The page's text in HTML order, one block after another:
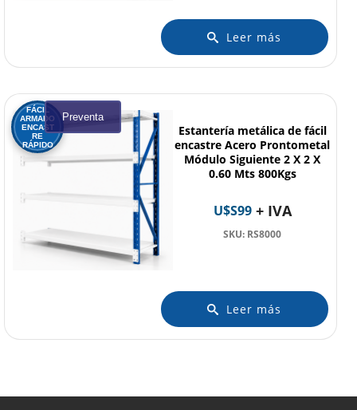
Leer más
FÁCIL
ARMADO
ENCAST
RE
RÁPIDO
Estantería metálica de fácil
encastre Acero Prontometal
Módulo Siguiente 2 X 2 X
0.60 Mts 800Kgs
Preventa
U$S99+ IVA
SKU: RS8000
Leer más